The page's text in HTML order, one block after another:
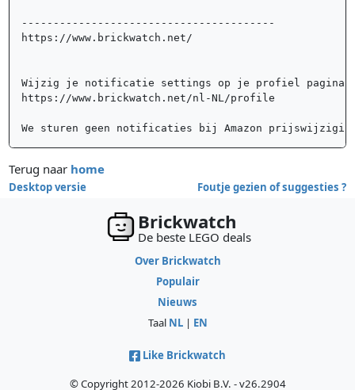
----------------------------------------
https://www.brickwatch.net/
Wijzig je notificatie settings op je profiel pagina:
https://www.brickwatch.net/nl-NL/profile
We sturen geen notificaties bij Amazon
Terug naar home
Desktop versie Foutje gezien of suggesties ?
Brickwatch
De beste LEGO deals
Over Brickwatch
Populair
Nieuws
Taal NL| EN
Like Brickwatch
© Copyright 2012-2026 Kiobi B.V. - v26.2904